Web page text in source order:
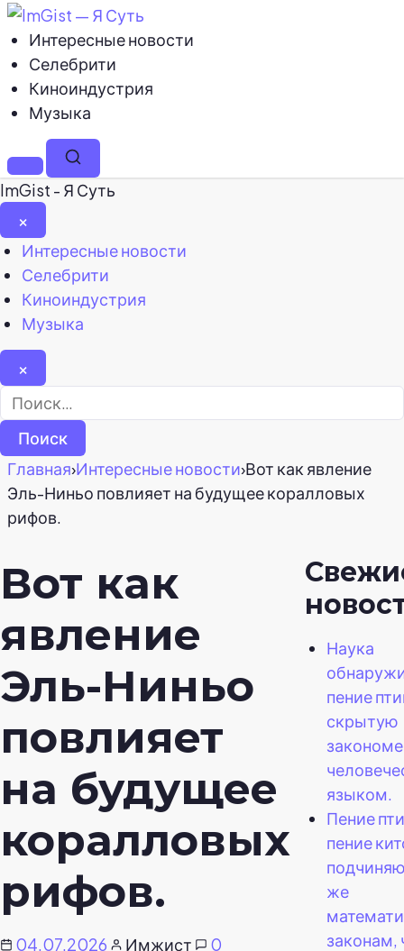
Интересные новости
Селебрити
Киноиндустрия
Музыка
МенюПоиск
ImGist - Я Суть
×
Закрыть
меню
Интересные новости
Селебрити
Киноиндустрия
Музыка
×
Найти:
Главная›Интересные новости›Вот как явление
Эль-Ниньо повлияет на будущее коралловых
рифов.
Вот как
явление
Эль-Ниньо
повлияет
на будущее
коралловых
рифов.
04.07.2026 Имжист
0
Наука
пение
скрытую
языком.
Пение
пение
же
законам,